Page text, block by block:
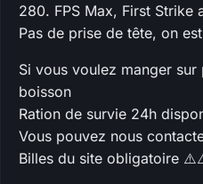
280. FPS Max, First Strike
Pas de prise de tête, on
Si vous voulez manger
boisson
Ration de survie 24h
Vous pouvez nous
Billes du site obligatoire